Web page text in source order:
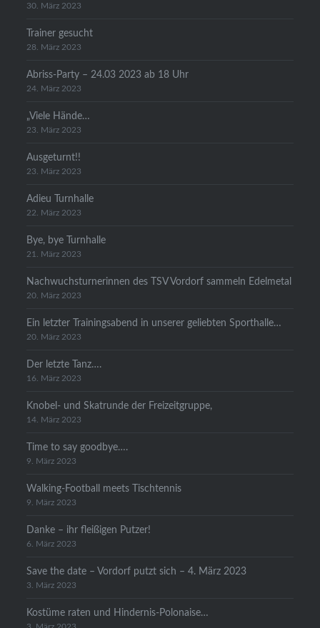
30. März 2023
Trainer gesucht
28. März 2023
Abriss-Party – 24.03 2023 ab 18 Uhr
24. März 2023
„Viele Hände…
23. März 2023
Ausgeturnt!!
23. März 2023
Adieu Turnhalle
22. März 2023
Bye, bye Turnhalle
21. März 2023
Nachwuchsturnerinnen des TSV Vordorf sammeln Edelmetal
20. März 2023
Ein letzter Trainingsabend in unserer geliebten Sporthalle…
20. März 2023
Der letzte Tanz….
16. März 2023
Knobel- und Skatrunde der Freizeitgruppe,
14. März 2023
Time to say goodbye….
9. März 2023
Walking-Football meets Tischtennis
9. März 2023
Danke – ihr fleißigen Putzer!
6. März 2023
Save the date – Vordorf putzt sich – 4. März 2023
3. März 2023
Kostüme raten und Hindernis-Polonaise…